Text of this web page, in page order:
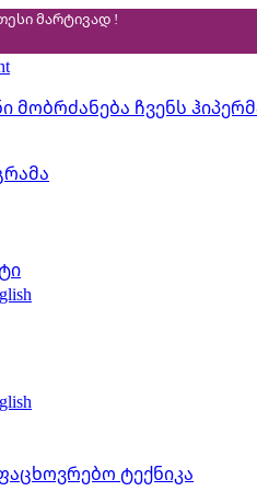
მარტივად !
მობრძანება ჩვენს
ტექნიკა